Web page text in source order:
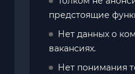
предстоящие
Нет данных о
вакансиях.
Нет понимания